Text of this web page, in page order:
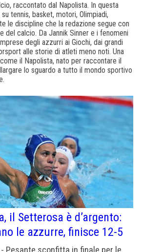
raccontato dal Napolista. In questa
tennis, basket, motori, Olimpiadi,
le discipline che la redazione segue con
del calcio. Da Jannik Sinner e i fenomeni
degli azzurri ai Giochi, dai grandi
alle storie di atleti meno noti. Una
il Napolista, nato per raccontare il
lo sguardo a tutto il mondo sportivo
il Setterosa è d’argento:
le azzurre, finisce 12-5
- Pesante sconfitta in finale per le